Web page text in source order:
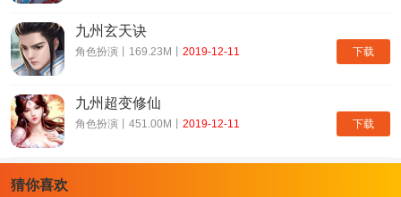
下载
九州玄天诀
角色扮演丨169.23M丨 2019-12-11
下载
九州超变修仙
角色扮演丨451.00M丨 2019-12-11
猜你喜欢